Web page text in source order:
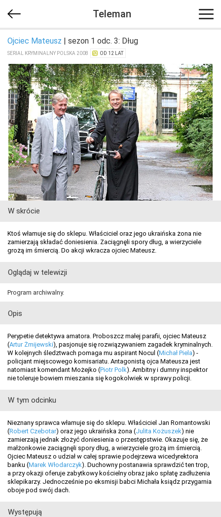
Teleman
Ojciec Mateusz | sezon 1 odc. 3: Dług
SERIAL KRYMINALNY POLSKA 2008 OD 12 LAT
W skrócie
Ktoś włamuje się do sklepu. Właściciel oraz jego ukraińska żona nie
zamierzają składać doniesienia. Zaciągnęli spory dług, a wierzyciele
grożą im śmiercią. Do akcji wkracza ojciec Mateusz.
Oglądaj w telewizji
Program archiwalny.
Opis
Perypetie detektywa amatora. Proboszcz małej parafii, ojciec Mateusz
(Artur Żmijewski), pasjonuje się rozwiązywaniem zagadek kryminalnych.
W kolejnych śledztwach pomaga mu aspirant Nocul (Michał Piela) -
policjant miejscowego komisariatu. Antagonistą ojca Mateusza jest
natomiast komendant Możejko (Piotr Polk). Ambitny i dumny inspektor
nie toleruje bowiem mieszania się kogokolwiek w sprawy policji.
W tym odcinku
Nieznany sprawca włamuje się do sklepu. Właściciel Jan Romantowski
(Robert Czebotar) oraz jego ukraińska żona (Julita Kożuszek) nie
zamierzają jednak złożyć doniesienia o przestępstwie. Okazuje się, że
małżonkowie zaciągnęli spory dług, a wierzyciele grożą im śmiercią.
Ojciec Mateusz o udział w całej sprawie podejrzewa wicedyrektora
banku (Marek Włodarczyk). Duchowny postanawia sprawdzić ten trop,
a przy okazji oferuje zabytkowy kościelny obraz jako spłatę zadłużenia
sklepikarzy. Jednocześnie po eksmisji babci Michała ksiądz przygarnia
oboje pod swój dach.
Występują